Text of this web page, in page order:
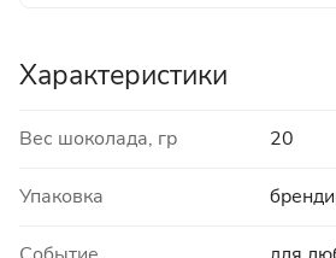
Характеристики
Вес шоколада, гр 20
Упаковка